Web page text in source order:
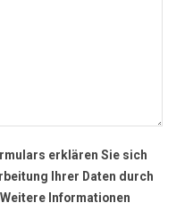
erklären Sie sich
Ihrer Daten durch
Informationen